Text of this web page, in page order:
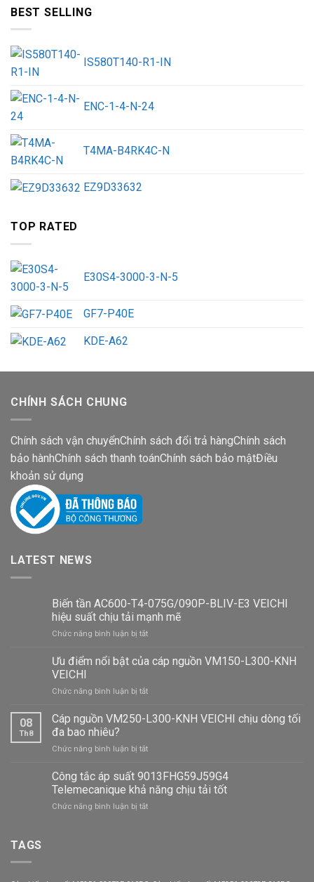
BEST SELLING
IS580T140-R1-IN
ENC-1-4-N-24
T4MA-B4RK4C-N
EZ9D33632
TOP RATED
E30S4-3000-3-N-5
GF7-P40E
KDE-A62
CHÍNH SÁCH CHUNG
Chính sách vận chuyểnChính sách đổi trả hàngChính sách
bảo hànhChính sách thanh toánChính sách bảo mậtĐiều
khoản sử dụng
LATEST NEWS
Biến tần AC600-T4-075G/090P-BLIV-E3 VEICHI
hiệu suất chịu tải mạnh mẽ
Chức năng bình luận bị tắtở
tần
AC600-
075G/090P-
E3
suất
tải
mạnh
Ưu điểm nổi bật của cáp nguồn VM150-L300-KNH
VEICHI
Chức năng bình luận bị tắtở
điểm
của
nguồn
VM150-
KNH
08
Th8
Cáp nguồn VM250-L300-KNH VEICHI chịu dòng tối
đa bao nhiêu?
Chức năng bình luận bị tắtở
nguồn
VM250-
L300-
KNH
bao
Công tắc áp suất 9013FHG59J59G4
Telemecanique khả năng chịu tải tốt
Chức năng bình luận bị tắtở
TAGS